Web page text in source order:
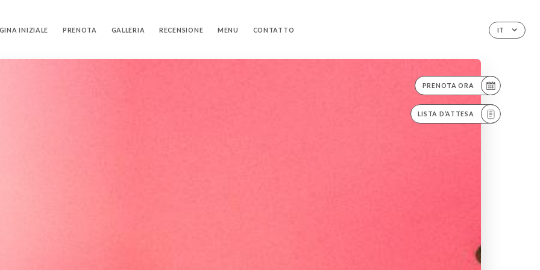
IT
INIZIALE PRENOTA GALLERIA RECENSIONE MENU CONTATTO
PRENOTA ORA
LISTA D’ATTESA